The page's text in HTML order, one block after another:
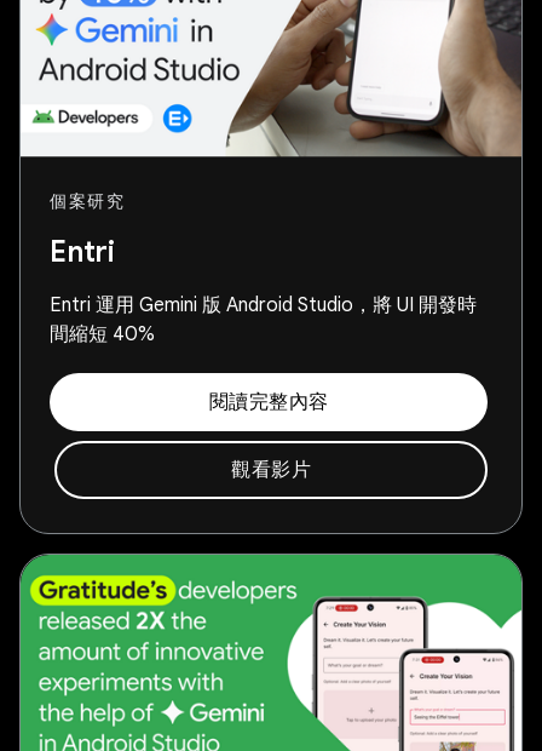
個案研究
Entri
Entri 運用 Gemini 版 Android Studio，將 UI 開發時
間縮短 40%
閱讀完整內容
觀看影片